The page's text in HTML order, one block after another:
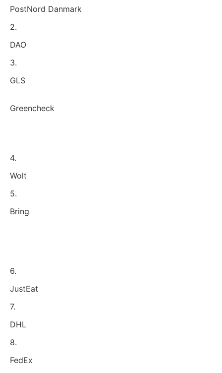
PostNord Danmark
2.
DAO
3.
GLS
Greencheck
4.
Wolt
5.
Bring
6.
JustEat
7.
DHL
8.
FedEx